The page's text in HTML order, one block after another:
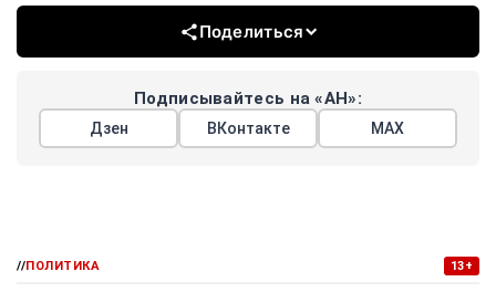
Поделиться
Подписывайтесь на «АН»:
Дзен ВКонтакте МАХ
//ПОЛИТИКА 13+